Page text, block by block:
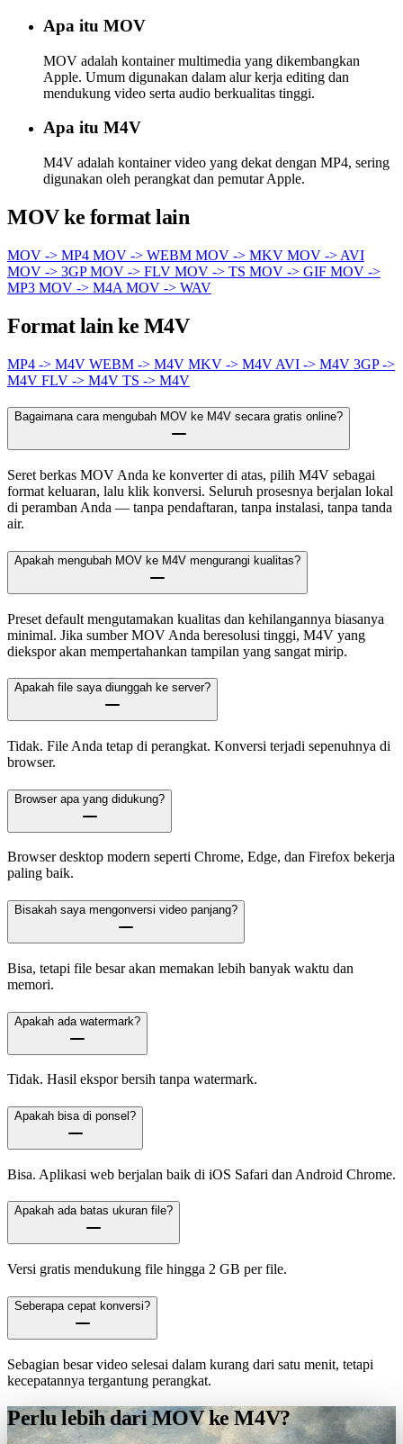
Apa itu MOV
MOV adalah kontainer multimedia yang dikembangkan
Apple. Umum digunakan dalam alur kerja editing dan
mendukung video serta audio berkualitas tinggi.
Apa itu M4V
M4V adalah kontainer video yang dekat dengan MP4, sering
digunakan oleh perangkat dan pemutar Apple.
MOV ke format lain
MOV -> MP4 MOV -> WEBM MOV -> MKV MOV -> AVI
MOV -> 3GPMOV -> FLV MOV -> TS MOV -> GIF MOV ->
MP3 MOV -> M4A MOV -> WAV
Format lain ke M4V
MP4 -> M4V WEBM -> M4V MKV -> M4V AVI -> M4V 3GP ->
M4V FLV -> M4V TS -> M4V
Bagaimana cara mengubah MOV ke M4V secara gratis online?
Seret berkas MOV Anda ke konverter di atas, pilih M4V sebagai
format keluaran, lalu klik konversi. Seluruh prosesnya berjalan lokal
di peramban Anda — tanpa pendaftaran, tanpa instalasi, tanpa tanda
air.
Apakah mengubah MOV ke M4V mengurangi kualitas?
Preset default mengutamakan kualitas dan kehilangannya biasanya
minimal. Jika sumber MOV Anda beresolusi tinggi, M4V yang
diekspor akan mempertahankan tampilan yang sangat mirip.
Apakah file saya diunggah ke server?
Tidak. File Anda tetap di perangkat. Konversi terjadi sepenuhnya di
browser.
Browser apa yang didukung?
Browser desktop modern seperti Chrome, Edge, dan Firefox bekerja
paling baik.
Bisakah saya mengonversi video panjang?
Bisa, tetapi file besar akan memakan lebih banyak waktu dan
memori.
Apakah ada watermark?
Tidak. Hasil ekspor bersih tanpa watermark.
Apakah bisa di ponsel?
Bisa. Aplikasi web berjalan baik di iOS Safari dan Android Chrome.
Apakah ada batas ukuran file?
Versi gratis mendukung file hingga 2 GB per file.
Seberapa cepat konversi?
Sebagian besar video selesai dalam kurang dari satu menit, tetapi
kecepatannya tergantung perangkat.
Perlu lebih dari MOV ke M4V?